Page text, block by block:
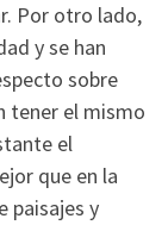
Por otro lado,
y se han
sobre
tener el mismo
el
que en la
paisajes y